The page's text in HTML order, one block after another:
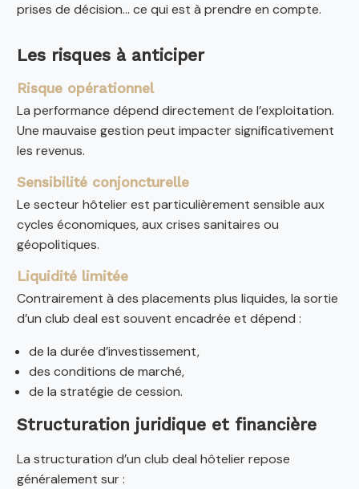
prises de décision… ce qui est à prendre en compte.
Les risques à anticiper
Risque opérationnel
La performance dépend directement de l’exploitation.
Une mauvaise gestion peut impacter significativement
les revenus.
Sensibilité conjoncturelle
Le secteur hôtelier est particulièrement sensible aux
cycles économiques, aux crises sanitaires ou
géopolitiques.
Liquidité limitée
Contrairement à des placements plus liquides, la sortie
d’un club deal est souvent encadrée et dépend :
de la durée d’investissement,
des conditions de marché,
de la stratégie de cession.
Structuration juridique et financière
La structuration d’un club deal hôtelier repose
généralement sur :